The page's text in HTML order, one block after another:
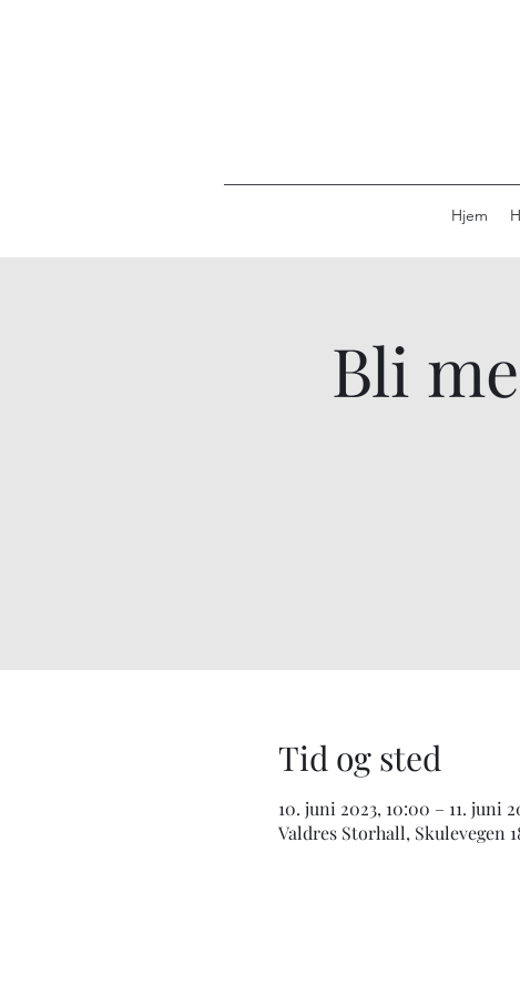
Hjem
Bli
Tid og sted
10. juni 2023, 10:00 – 11. juni
Valdres Storhall, Skulevegen